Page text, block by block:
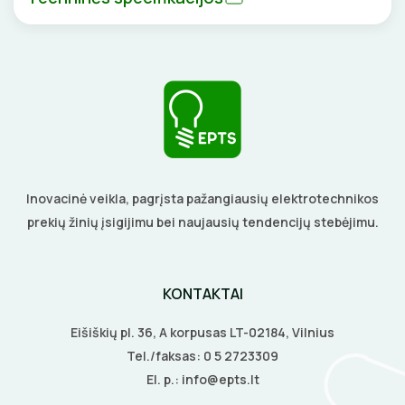
VENTILIATORIAI
EL. SKAMBUČIAI
ŽAIBOSAUGA IR ĮŽEMINIMAS
GELINĖS JUNGTYS
BŪGNAI KABELIŲ VYNIOJIMUI
GULSČIUKAI
ETIKEČIŲ SPAUSDINTUVAI
PJOVIMO ĮRANKIAI
LITAVIMO, KLIJAVIMO ĮRANKIAI
ELEKTRINIAI ĮRANKIAI
ŽYMEKLIAI
Inovacinė veikla, pagrįsta pažangiausių elektrotechnikos
prekių žinių įsigijimu bei naujausių tendencijų stebėjimu.
KONTAKTAI
Eišiškių pl. 36, A korpusas LT-02184, Vilnius
Tel./faksas: 0 5 2723309
El. p.: info@epts.lt